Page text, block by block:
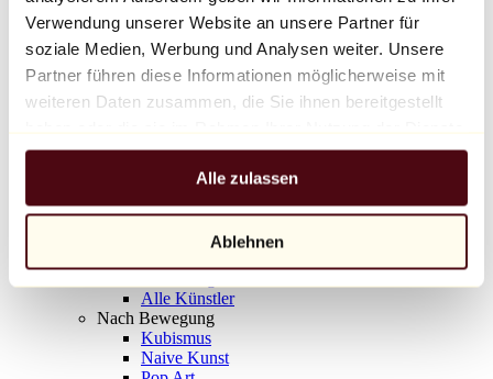
Verwendung unserer Website an unsere Partner für
soziale Medien, Werbung und Analysen weiter. Unsere
Partner führen diese Informationen möglicherweise mit
weiteren Daten zusammen, die Sie ihnen bereitgestellt
gesammelt haben.
Alle zulassen
Ablehnen
Balloon Dog (Orange)
Jeff Koons
10.000 €
Entdecken
Alle Bildhauer
Alle Fotografen
Alle Künstler
Nach Bewegung
Kubismus
Naive Kunst